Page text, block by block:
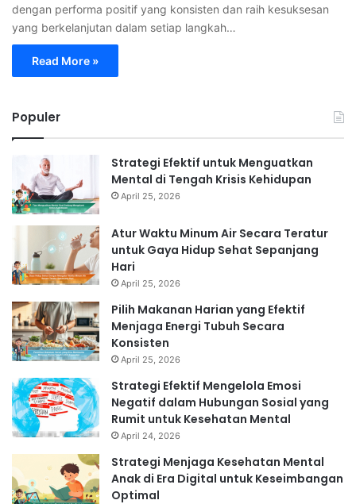
dengan performa positif yang konsisten dan raih kesuksesan
yang berkelanjutan dalam setiap langkah…
Read More »
Populer
Strategi Efektif untuk Menguatkan
Mental di Tengah Krisis Kehidupan
April 25, 2026
Atur Waktu Minum Air Secara Teratur
untuk Gaya Hidup Sehat Sepanjang
Hari
April 25, 2026
Pilih Makanan Harian yang Efektif
Menjaga Energi Tubuh Secara
Konsisten
April 25, 2026
Strategi Efektif Mengelola Emosi
Negatif dalam Hubungan Sosial yang
Rumit untuk Kesehatan Mental
April 24, 2026
Strategi Menjaga Kesehatan Mental
Anak di Era Digital untuk Keseimbangan
Optimal